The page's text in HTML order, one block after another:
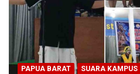
PAPUA BARAT SUARA KAMPUS